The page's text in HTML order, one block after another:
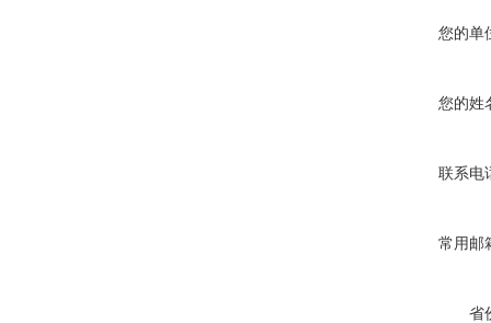
您的单
您的姓
联系电
常用邮
省